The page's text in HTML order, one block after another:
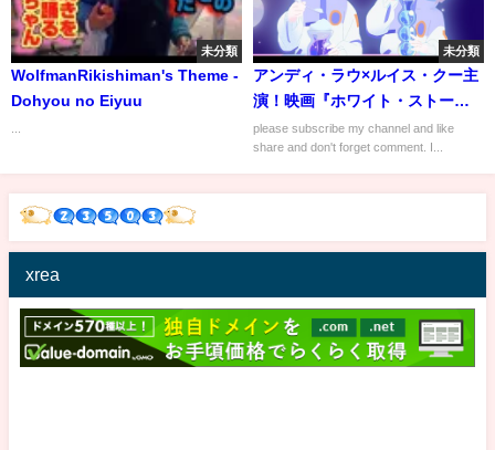
未分類
WolfmanRikishiman's Theme -
Dohyou no Eiyuu
未分類
アンディ・ラウ×ルイス・クー主
演！映画『ホワイト・ストー
ム』予告編 New Hollywood
Movie HD
please subscribe my channel and like
share and don't forget comment. I...
xrea